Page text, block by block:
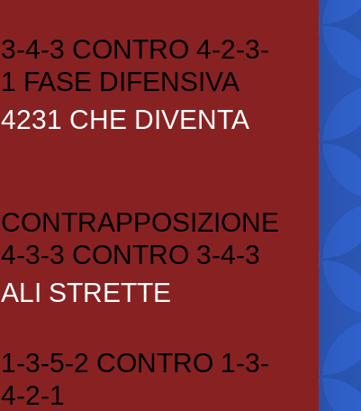
3-4-3 CONTRO 4-2-3-
1 FASE DIFENSIVA
4231 CHE DIVENTA
CONTRAPPOSIZIONE
4-3-3 CONTRO 3-4-3
ALI STRETTE
1-3-5-2 CONTRO 1-3-
4-2-1